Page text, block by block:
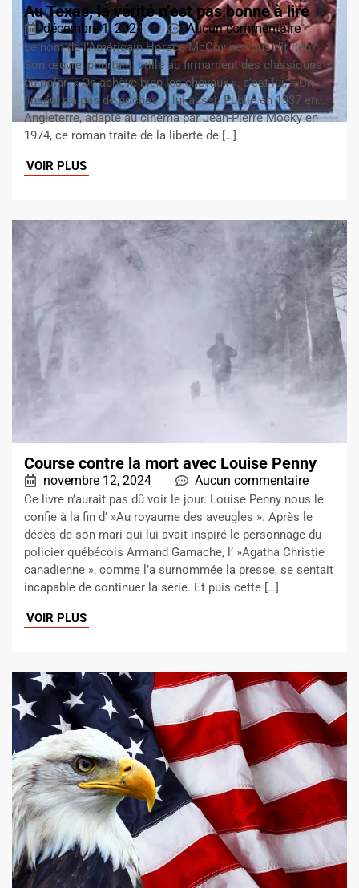
Au Texas, la vérité n’est pas bonne à lire
décembre 1, 2024 Aucun commentaire
Le nom de l’Américain Horace McCoy ne vous dit rien?
Son œuvre, pourtant, brille au firmament des classiques
du polar. « On achève bien les chevaux », c’est lui, « Un
linceul n’a pas de poches », lui aussi. Publié en 1937 en…
Angleterre, adapté au cinéma par Jean-Pierre Mocky en
1974, ce roman traite de la liberté de […]
VOIR PLUS
Course contre la mort avec Louise Penny
novembre 12, 2024 Aucun commentaire
Ce livre n’aurait pas dû voir le jour. Louise Penny nous le
confie à la fin d’ »Au royaume des aveugles ». Après le
décès de son mari qui lui avait inspiré le personnage du
policier québécois Armand Gamache, l’ »Agatha Christie
canadienne », comme l’a surnommée la presse, se sentait
incapable de continuer la série. Et puis cette […]
VOIR PLUS